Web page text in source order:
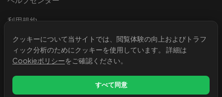
利用規約
プライバシーポリシー
法的情報
Cookieポリシー
クッキーについて当サイトでは、閲覧体験の向上およびトラフ
ィック分析のためにクッキーを使用しています。 詳細は
Cookieポリシーをご確認ください。
すべて同意